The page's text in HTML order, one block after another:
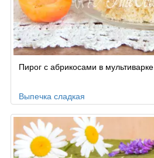
Пирог с абрикосами в мультиварке
Выпечка сладкая